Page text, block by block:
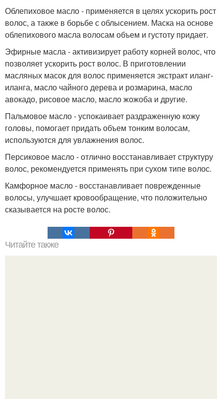
Облепиховое масло - применяется в целях ускорить рост
волос, а также в борьбе с облысением. Маска на основе
облепихового масла волосам объем и густоту придает.
Эфирные масла - активизирует работу корней волос, что
позволяет ускорить рост волос. В приготовлении
масляных масок для волос применяется экстракт иланг-
иланга, масло чайного дерева и розмарина, масло
авокадо, рисовое масло, масло жожоба и другие.
Пальмовое масло - успокаивает раздраженную кожу
головы, помогает придать объем тонким волосам,
используются для увлажнения волос.
Персиковое масло - отлично восстанавливает структуру
волос, рекомендуется применять при сухом типе волос.
Камфорное масло - восстанавливает поврежденные
волосы, улучшает кровообращение, что положительно
сказывается на росте волос.
Читайте также